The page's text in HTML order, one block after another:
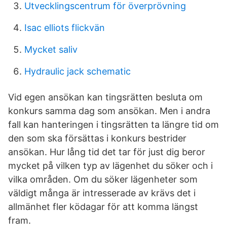
Utvecklingscentrum för överprövning
Isac elliots flickvän
Mycket saliv
Hydraulic jack schematic
Vid egen ansökan kan tingsrätten besluta om
konkurs samma dag som ansökan. Men i andra
fall kan hanteringen i tingsrätten ta längre tid om
den som ska försättas i konkurs bestrider
ansökan. Hur lång tid det tar för just dig beror
mycket på vilken typ av lägenhet du söker och i
vilka områden. Om du söker lägenheter som
väldigt många är intresserade av krävs det i
allmänhet fler ködagar för att komma längst
fram.